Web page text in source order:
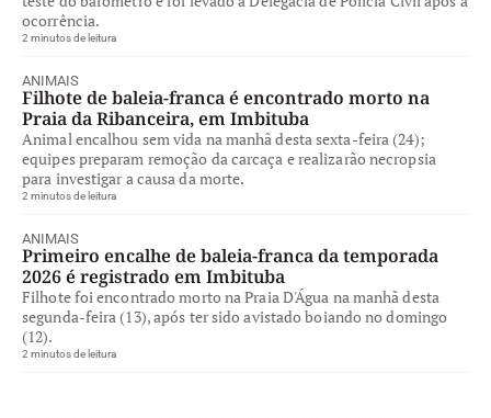
ocorrência.
2 minutos de leitura
ANIMAIS
Filhote de baleia-franca é encontrado morto na
Praia da Ribanceira, em Imbituba
Animal encalhou sem vida na manhã desta sexta-feira (24);
equipes preparam remoção da carcaça e realizarão necropsia
para investigar a causa da morte.
2 minutos de leitura
ANIMAIS
Primeiro encalhe de baleia-franca da temporada
2026 é registrado em Imbituba
Filhote foi encontrado morto na Praia D'Água na manhã desta
segunda-feira (13), após ter sido avistado boiando no domingo
(12).
2 minutos de leitura